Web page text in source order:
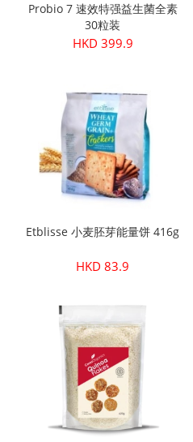
Probio 7 速效特强益生菌全素
30粒装
HKD 399.9
Etblisse 小麦胚芽能量饼 416g
HKD 83.9